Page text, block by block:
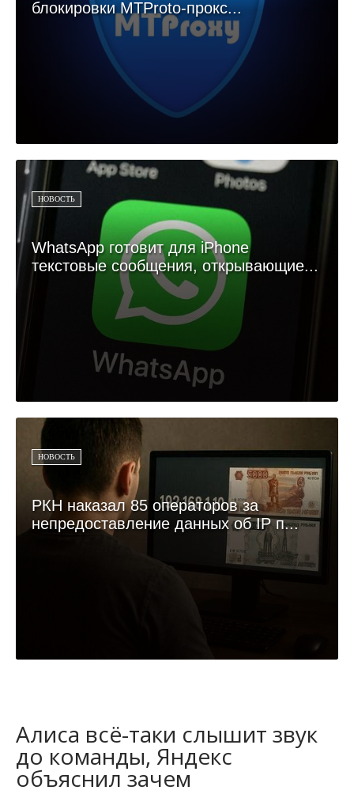
блокировки MTProto-прокс...
НОВОСТЬ
WhatsApp готовит для iPhone
текстовые сообщения, открывающие...
НОВОСТЬ
РКН наказал 85 операторов за
непредоставление данных об IP п...
Алиса всё-таки слышит звук
до команды, Яндекс
объяснил зачем